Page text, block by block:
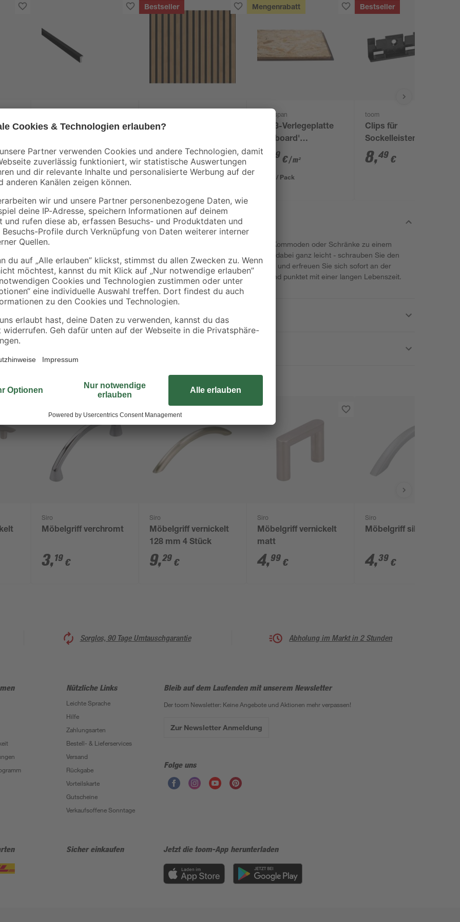
Akustik Einfassprofil
24 mm
12,99 €
5,20 € / Meter
Bestseller
Akustik-Paneel Teak
62,49€ / m²
89,99 € / Pack
Mengenrabatt
Kronospan
OSB3-Verlegeplatte
'Cityboard'
ungeschliffen 1690 x
634 x 12 mm
5 99 €/ m²
6,41 € / Pack
Bestseller
toom
Clips für
Sockelleisten 'Nr. 1'
schwarz, 20 Stück
8,49 €
Ein Möbelgriff kann Ihre alten Möbelstücke wie Kommoden oder Schränke zu einem
optischen Highlight machen. Die Befestigung ist dabei ganz leicht - schrauben Sie den
Griff mit den beiliegenden Schrauben einfach an und erfreuen Sie sich sofort an der
optischen Veränderung. Das Material ist stabil und punktet mit einer langen Lebenszeit.
Siro
Möbelgriff verchromt
3,19 €
Siro
Möbelgriff vernickelt
128 mm 4 Stück
9,29 €
Siro
Möbelgriff vernickelt
matt
4,99 €
Siro
Möbelgriff silbern
4,39 €
Sorglos, 90 Tage Umtauschgarantie Abholung im Markt in 2 Stunden
Nützliche Links
Leichte Sprache
Hilfe
Zahlungsarten
Bestell- & Lieferservices
Versand
Rückgabe
Vorteilskarte
Gutscheine
Verkaufsoffene Sonntage
Bleib auf dem Laufenden mit unserem Newsletter
Der toom Newsletter: Keine Angebote und Aktionen mehr verpassen!
Zur Newsletter Anmeldung
Folge uns
Sicher einkaufen Jetzt die toom-App herunterladen